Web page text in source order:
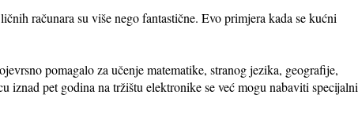
računara su više nego fantastične. Evo primjera kada se kućni
pomagalo za učenje matematike, stranog jezika, geografije,
iznad pet godina na tržištu elektronike se već mogu nabaviti specijalni